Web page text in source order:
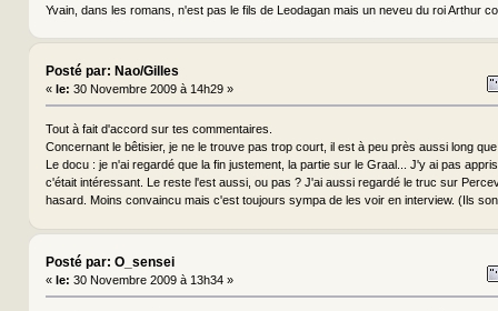
Yvain, dans les romans, n'est pas le fils de Leodagan mais un neveu du roi Arthur
Posté par: Nao/Gilles
« le: 30 Novembre 2009 à 14h29 »
Tout à fait d'accord sur tes commentaires.
Concernant le bêtisier, je ne le trouve pas trop court, il est à peu près aussi long
Le docu : je n'ai regardé que la fin justement, la partie sur le Graal... J'y ai pas
c'était intéressant. Le reste l'est aussi, ou pas ? J'ai aussi regardé le truc sur
hasard. Moins convaincu mais c'est toujours sympa de les voir en interview. (Ils
Posté par: O_sensei
« le: 30 Novembre 2009 à 13h34 »